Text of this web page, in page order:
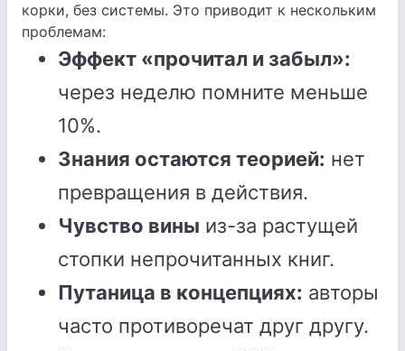
корки, без системы. Это приводит к нескольким
проблемам:
Эффект «прочитал и забыл»:
через неделю помните меньше
10%.
Знания остаются теорией: нет
превращения в действия.
Чувство вины из-за растущей
стопки непрочитанных книг.
Путаница в концепциях: авторы
часто противоречат друг другу.